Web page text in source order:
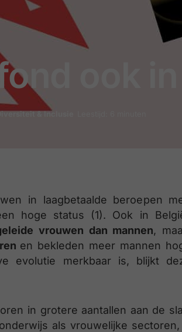
ook in
& Inclusie
in laagbetaalde beroepen
hoge status (1). Ook in
vrouwen dan mannen,
en bekleden meer mannen
evolutie merkbaar is, blijkt
in grotere aantallen aan de
als vrouwelijke